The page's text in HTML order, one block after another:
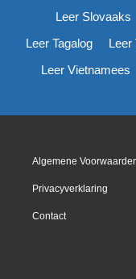
Leer Slovaaks
Leer Tagalog
Leer
Leer Vietnamees
Algemene
Privacyverklaring
Contact